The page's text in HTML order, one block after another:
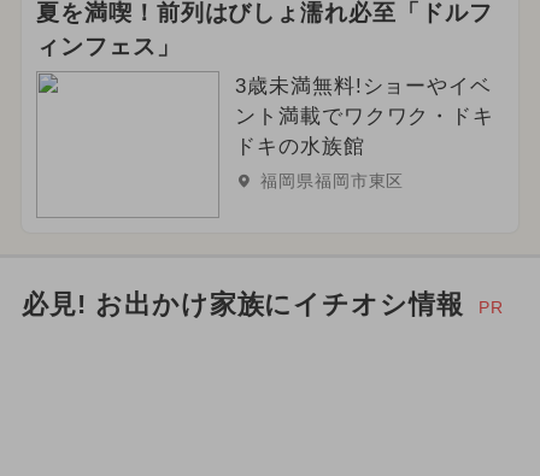
夏を満喫！前列はびしょ濡れ必至「ドルフ
ィンフェス」
3歳未満無料!ショーやイベ
ント満載でワクワク・ドキ
ドキの水族館
福岡県福岡市東区
必見! お出かけ家族にイチオシ情報 PR